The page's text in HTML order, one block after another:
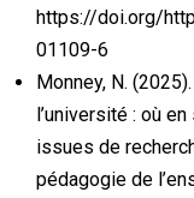
https://doi.org/
01109-6
Monney, N. (2025).
l’université : où
issues de
pédagogie de